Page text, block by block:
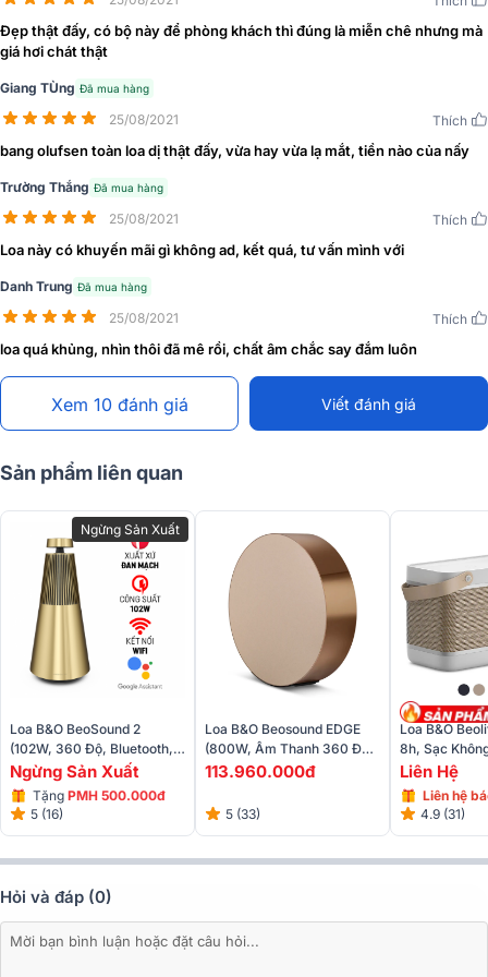
Đánh giá thiết kế Loa B&O Beolab 20
Loa được thiết kế với kiểu dáng độc đáo bởi nhà thiết kế lừng danh
David Lewis (Torsten Valeur), tạo hình phá cách đầy sáng tạo với
từng chi tiết đảm bảo tính tinh vi, nghệ thuật từng đường nét.
Xem thêm: TOP các mẫu loa Bluetooth
hay được cập nhật mới
nhất 2025
Chất liệu chế tác loa được kết hợp từ nhiều chất liệu cao cấp như
nhôm, vải sợi dệt tự nhiên và composite giúp mang lại sự thẩm mỹ
và sang trọng cho sản phẩm, biến nó trở thành một điểm nhấn đẳng
cấp ở mỗi không gian bày trí.
Đẹp thật đấy, có bộ này để phòng khách thì đúng là miễn chê nhưng mà
giá hơi chát thật
Giang TÙng Đã mua hàng
25/08/2021 Thích
bang olufsen toàn loa dị thật đấy, vừa hay vừa lạ mắt, tiền nào của nấy
Trường Thắng Đã mua hàng
25/08/2021 Thích
Loa này có khuyến mãi gì không ad, kết quá, tư vấn mình với
Danh Trung Đã mua hàng
25/08/2021 Thích
loa quá khủng, nhìn thôi đã mê rồi, chất âm chắc say đắm luôn
Xem 10 đánh giá Viết đánh giá
Sản phẩm liên quan
Ngừng Sản Xuất
Loa B&O BeoSound 2
(102W, 360 Độ, Bluetooth,
Aux, Kết Nối Đa Phòng,
Điều Khiển Giọng Nói)
Ngừng Sản Xuất
Tặng PMH 500.000đ
5 (16)
Loa B&O Beosound EDGE
(800W, Âm Thanh 360 Độ,
Wifi, Bluetooth 4.2)
113.960.000đ
5 (33)
Loa B&O
8h, Sạc
Liên Hệ
Liên hệ
4.9 (31)
Hỏi và đáp (0)